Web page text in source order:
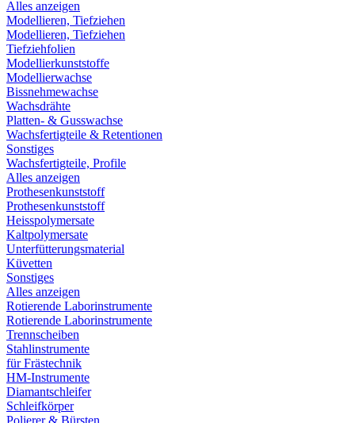
Alles anzeigen
Modellieren, Tiefziehen
Modellieren, Tiefziehen
Tiefziehfolien
Modellierkunststoffe
Modellierwachse
Bissnehmewachse
Wachsdrähte
Platten- & Gusswachse
Wachsfertigteile & Retentionen
Sonstiges
Wachsfertigteile, Profile
Alles anzeigen
Prothesenkunststoff
Prothesenkunststoff
Heisspolymersate
Kaltpolymersate
Unterfütterungsmaterial
Küvetten
Sonstiges
Alles anzeigen
Rotierende Laborinstrumente
Rotierende Laborinstrumente
Trennscheiben
Stahlinstrumente
für Frästechnik
HM-Instrumente
Diamantschleifer
Schleifkörper
Polierer & Bürsten